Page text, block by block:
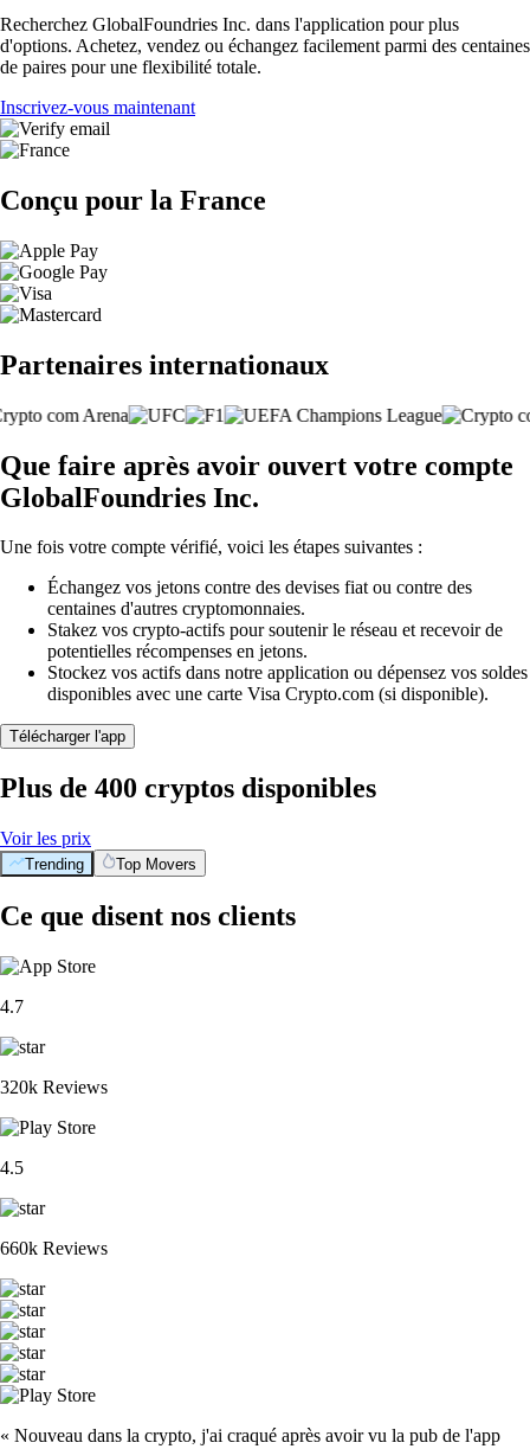
Recherchez GlobalFoundries Inc. dans l'application pour plus
d'options. Achetez, vendez ou échangez facilement parmi des centaines
de paires pour une flexibilité totale.
Inscrivez-vous maintenant
Conçu pour la France
Partenaires internationaux
Que faire après avoir ouvert votre compte
GlobalFoundries Inc.
Une fois votre compte vérifié, voici les étapes suivantes :
Échangez vos jetons contre des devises fiat ou contre des
centaines d'autres cryptomonnaies.
Stakez vos crypto-actifs pour soutenir le réseau et recevoir de
potentielles récompenses en jetons.
Stockez vos actifs dans notre application ou dépensez vos soldes
disponibles avec une carte Visa Crypto.com (si disponible).
Télécharger l'app
Plus de 400 cryptos disponibles
Voir les prix
Trending Top Movers
Ce que disent nos clients
4.7
320k Reviews
4.5
660k Reviews
« Nouveau dans la crypto, j'ai craqué après avoir vu la pub de l'app